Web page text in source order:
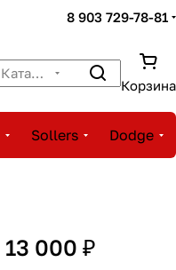
8 903 729-78-81
Корзина
Sollers Dodge
13 000 ₽